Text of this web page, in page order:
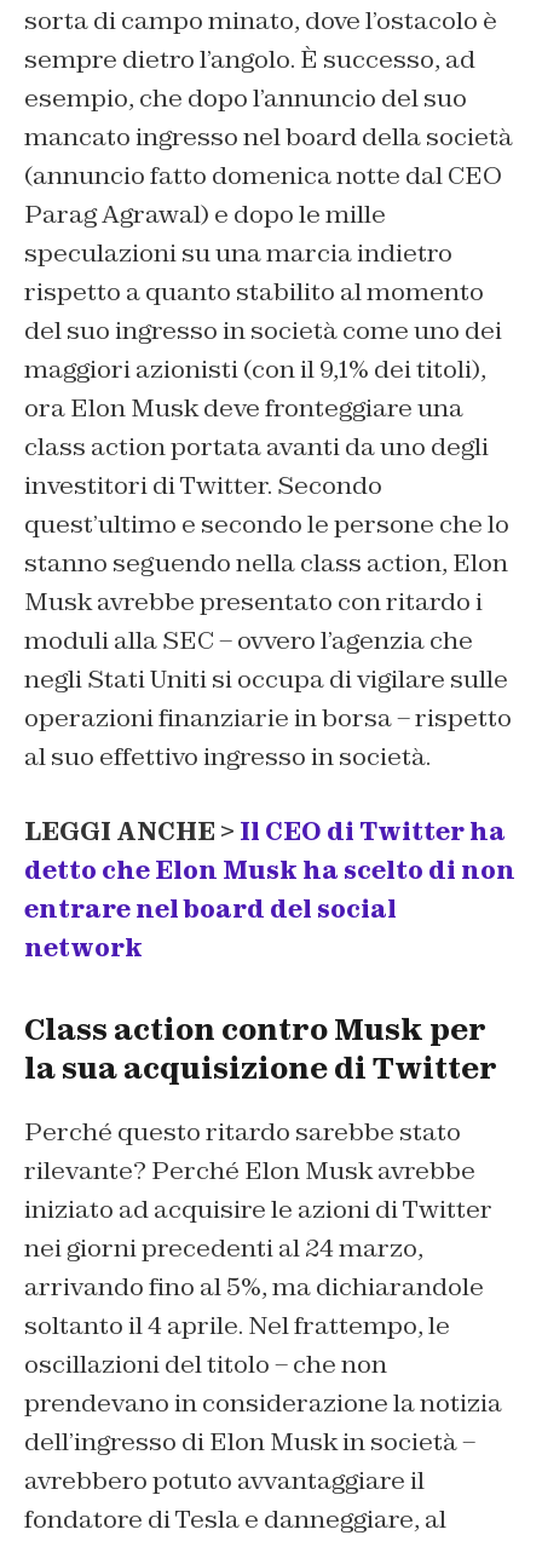
sorta di campo minato, dove l’ostacolo è
sempre dietro l’angolo. È successo, ad
esempio, che dopo l’annuncio del suo
mancato ingresso nel board della società
(annuncio fatto domenica notte dal CEO
Parag Agrawal) e dopo le mille
speculazioni su una marcia indietro
rispetto a quanto stabilito al momento
del suo ingresso in società come uno dei
maggiori azionisti (con il 9,1% dei titoli),
ora Elon Musk deve fronteggiare una
class action portata avanti da uno degli
investitori di Twitter. Secondo
quest’ultimo e secondo le persone che lo
stanno seguendo nella class action, Elon
Musk avrebbe presentato con ritardo i
moduli alla SEC – ovvero l’agenzia che
negli Stati Uniti si occupa di vigilare sulle
operazioni finanziarie in borsa – rispetto
al suo effettivo ingresso in società.
LEGGI ANCHE > Il CEO di Twitter ha
detto che Elon Musk ha scelto di non
entrare nel board del social
network
Class action contro Musk per
la sua acquisizione di Twitter
Perché questo ritardo sarebbe stato
rilevante? Perché Elon Musk avrebbe
iniziato ad acquisire le azioni di Twitter
nei giorni precedenti al 24 marzo,
arrivando fino al 5%, ma dichiarandole
soltanto il 4 aprile. Nel frattempo, le
oscillazioni del titolo – che non
prendevano in considerazione la notizia
dell’ingresso di Elon Musk in società –
avrebbero potuto avvantaggiare il
fondatore di Tesla e danneggiare, al